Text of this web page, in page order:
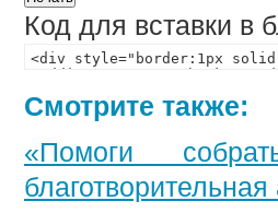
Код для вставки в
Смотрите также:
«Помоги